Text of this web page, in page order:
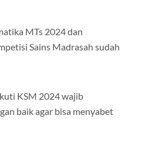
MTs 2024 dan
Sains Madrasah sudah
KSM 2024 wajib
baik agar bisa menyabet